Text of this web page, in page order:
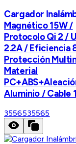
Cargador
Magnético 15W /
Protocolo Qi 2 /
2.2A / Eficiencia
Protección
Material
Aluminio / Cable
3556535565